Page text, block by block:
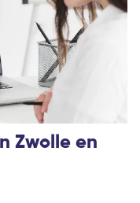
Zwolle en